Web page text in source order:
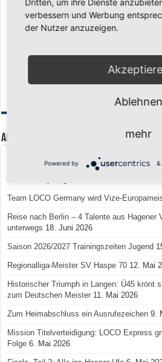
Aktuelle Beiträge
Senioren-Training in den Sommerferien
Team LOCO Germany wird Vize-
Reise nach Berlin – 4 Talente aus Hagener
unterwegs 18. Juni 2026
Saison 2026/2027 Trainingszeiten Jugend
Regionalliga-Meister SV Haspe 70 12. Mai
Historischer Triumph in Langen: Ü45 krönt
zum Deutschen Meister 11. Mai 2026
Zum Heimabschluss ein Ausrufezeichen 9.
Mission Titelverteidigung: LOCO Express
Folge 6. Mai 2026
Dritten, um ihre Dienste
verbessern und Werbung
der Nutzer anzuzeigen.
Ablehnen
mehr
Powered by &